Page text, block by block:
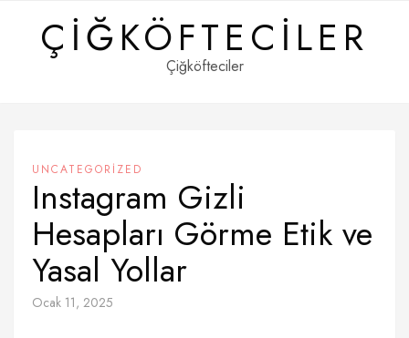
ÇIĞKÖFTECILER
Çiğköfteciler
UNCATEGORIZED
Instagram Gizli
Hesapları Görme Etik ve
Yasal Yollar
Ocak 11, 2025